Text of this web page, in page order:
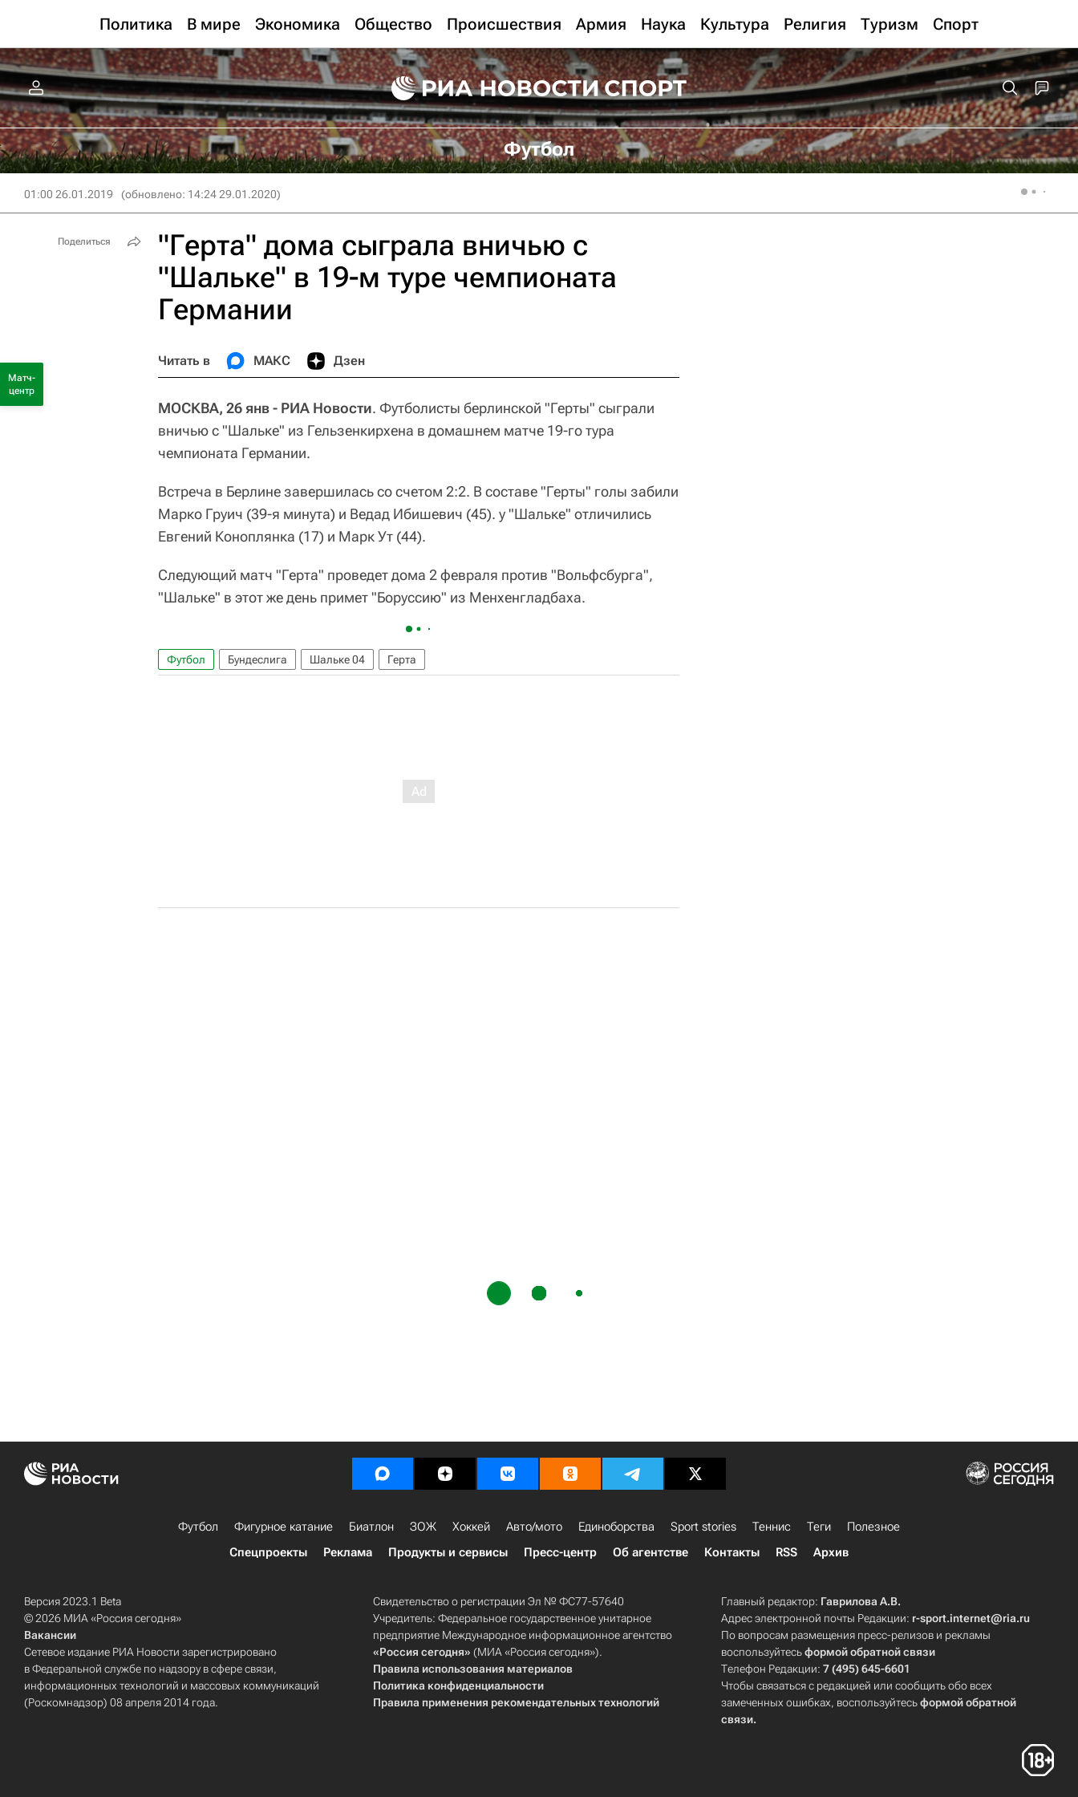
Политика В мире Экономика Общество Происшествия Армия Наука Культура Религия Туризм Спорт
Футбол
01:00 26.01.2019 (обновлено: 14:24 29.01.2020)
"Герта" дома сыграла вничью с
"Шальке" в 19-м туре чемпионата
Германии
Читать в МАКС Дзен
МОСКВА, 26 янв - РИА Новости. Футболисты берлинской "Герты" сыграли
вничью с "Шальке" из Гельзенкирхена в домашнем матче 19-го тура
чемпионата Германии.
Встреча в Берлине завершилась со счетом 2:2. В составе "Герты" голы забили
Марко Груич (39-я минута) и Ведад Ибишевич (45). у "Шальке" отличились
Евгений Коноплянка (17) и Марк Ут (44).
Следующий матч "Герта" проведет дома 2 февраля против "Вольфсбурга",
"Шальке" в этот же день примет "Боруссию" из Менхенгладбаха.
Футбол Бундеслига Шальке 04 Герта
Поделиться
Матч-
центр
Футбол Фигурное катание Биатлон ЗОЖ Хоккей Авто/мото Единоборства Sport stories Теннис Теги
Полезное
Спецпроекты
Реклама Продукты и сервисы Пресс-центр Об агентстве Контакты RSS Архив
Версия 2023.1 Beta
© 2026 МИА «Россия сегодня»
Вакансии
Сетевое издание РИА Новости зарегистрировано
в Федеральной службе по надзору в сфере связи,
информационных технологий и массовых коммуникаций
(Роскомнадзор) 08 апреля 2014 года.
Свидетельство о регистрации Эл № ФС77-57640
Учредитель: Федеральное государственное унитарное
предприятие Международное информационное агентство
«Россия сегодня» (МИА «Россия сегодня»).
Правила использования материалов
Политика конфиденциальности
Правила применения рекомендательных технологий
Главный редактор: Гаврилова А.В.
Адрес электронной почты Редакции: r-sport.internet@ria.ru
По вопросам размещения пресс-релизов и рекламы
воспользуйтесьформой обратной связи
Телефон Редакции:7 (495) 645-6601
Чтобы связаться с редакцией или сообщить обо всех
замеченных ошибках, воспользуйтесьформой обратной
связи.